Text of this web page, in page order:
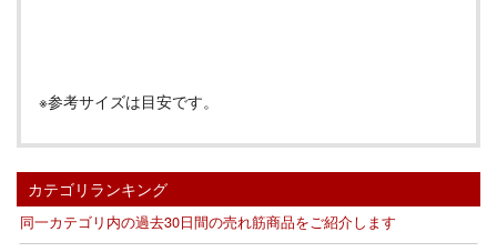
※参考サイズは目安です。
カテゴリランキング
同一カテゴリ内の過去30日間の売れ筋商品をご紹介します